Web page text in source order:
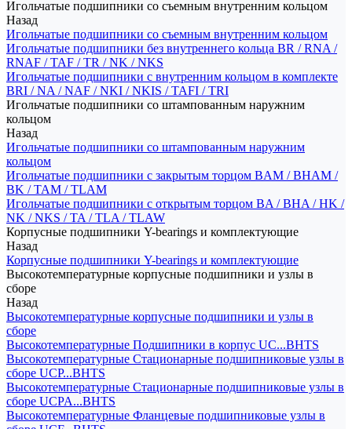
Игольчатые подшипники со съемным внутренним кольцом
Назад
Игольчатые подшипники со съемным внутренним кольцом
Игольчатые подшипники без внутреннего кольца BR / RNA /
RNAF / TAF / TR / NK / NKS
Игольчатые подшипники с внутренним кольцом в комплекте
BRI / NA / NAF / NKI / NKIS / TAFI / TRI
Игольчатые подшипники со штампованным наружним
кольцом
Назад
Игольчатые подшипники со штампованным наружним
кольцом
Игольчатые подшипники с закрытым торцом BAM / BHAM /
BK / TAM / TLAM
Игольчатые подшипники с открытым торцом BA / BHA / HK /
NK / NKS / TA / TLA / TLAW
Корпусные подшипники Y-bearings и комплектующие
Назад
Корпусные подшипники Y-bearings и комплектующие
Высокотемпературные корпусные подшипники и узлы в
сборе
Назад
Высокотемпературные корпусные подшипники и узлы в
сборе
Высокотемпературные Подшипники в корпус UC...BHTS
Высокотемпературные Стационарные подшипниковые узлы в
сборе UCP...BHTS
Высокотемпературные Стационарные подшипниковые узлы в
сборе UCPA...BHTS
Высокотемпературные Фланцевые подшипниковые узлы в